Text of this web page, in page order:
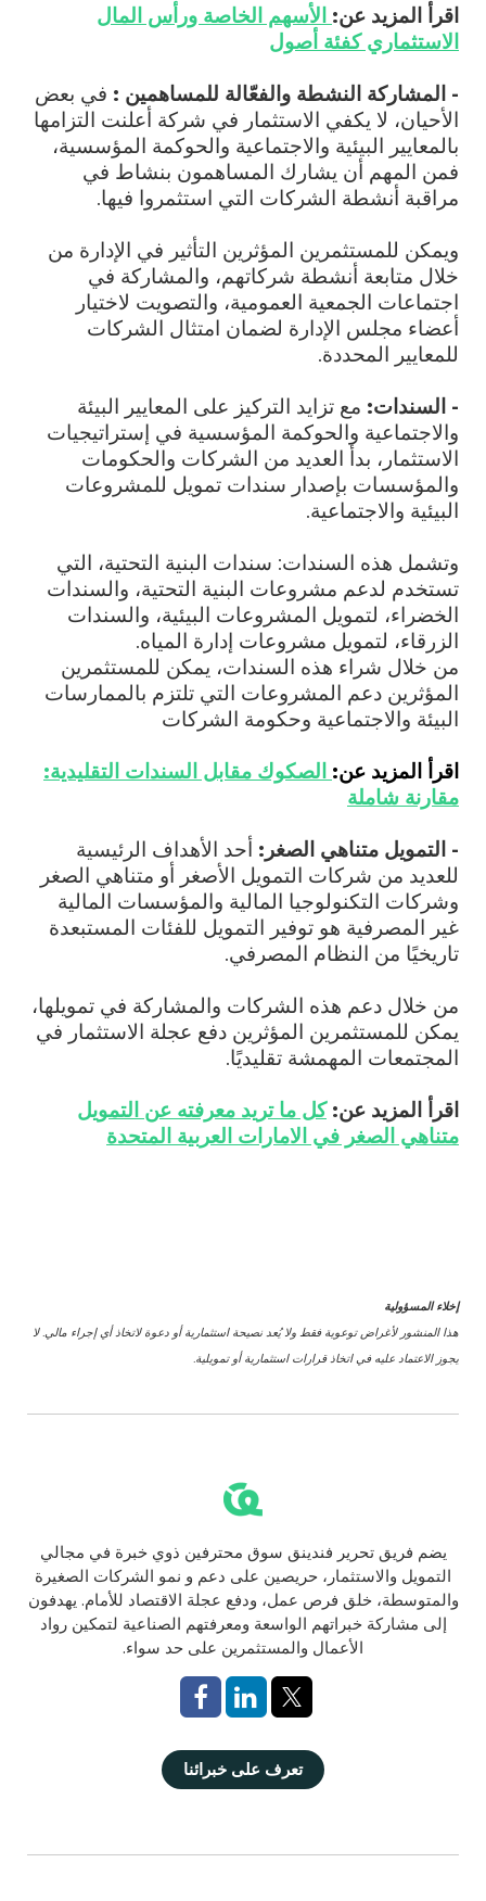
اقرأ المزيد عن: الأسهم الخاصة ورأس المال
الاستثماري كفئة أصول
- المشاركة النشطة والفعّالة للمساهمين : في بعض
الأحيان، لا يكفي الاستثمار في شركة أعلنت التزامها
بالمعايير البيئية والاجتماعية والحوكمة المؤسسية،
فمن المهم أن يشارك المساهمون بنشاط في
مراقبة أنشطة الشركات التي استثمروا فيها.
ويمكن للمستثمرين المؤثرين التأثير في الإدارة من
خلال متابعة أنشطة شركاتهم، والمشاركة في
اجتماعات الجمعية العمومية، والتصويت لاختيار
أعضاء مجلس الإدارة لضمان امتثال الشركات
للمعايير المحددة.
- السندات: مع تزايد التركيز على المعايير البيئة
والاجتماعية والحوكمة المؤسسية في إستراتيجيات
الاستثمار، بدأ العديد من الشركات والحكومات
والمؤسسات بإصدار سندات تمويل للمشروعات
البيئية والاجتماعية.
وتشمل هذه السندات: سندات البنية التحتية، التي
تستخدم لدعم مشروعات البنية التحتية، والسندات
الخضراء، لتمويل المشروعات البيئية، والسندات
الزرقاء، لتمويل مشروعات إدارة المياه.
من خلال شراء هذه السندات، يمكن للمستثمرين
المؤثرين دعم المشروعات التي تلتزم بالممارسات
البيئة والاجتماعية وحكومة الشركات
اقرأ المزيد عن: الصكوك مقابل السندات التقليدية:
مقارنة شاملة
- التمويل متناهي الصغر: أحد الأهداف الرئيسية
للعديد من شركات التمويل الأصغر أو متناهي الصغر
وشركات التكنولوجيا المالية والمؤسسات المالية
غير المصرفية هو توفير التمويل للفئات المستبعدة
تاريخيًا من النظام المصرفي.
من خلال دعم هذه الشركات والمشاركة في تمويلها،
يمكن للمستثمرين المؤثرين دفع عجلة الاستثمار في
المجتمعات المهمشة تقليديًا.
اقرأ المزيد عن:كل ما تريد معرفته عن التمويل
متناهي الصغر في الامارات العربية المتحدة
إخلاء المسؤولية
هذا المنشور لأغراض توعوية فقط ولا يُعد نصيحة استثمارية أو دعوة لاتخاذ أي إجراء مالي. لا
يجوز الاعتماد عليه في اتخاذ قرارات استثمارية أو تمويلية.
يضم فريق تحرير فندينق سوق محترفين ذوي خبرة في مجالي
التمويل والاستثمار، حريصين على دعم و نمو الشركات الصغيرة
والمتوسطة، خلق فرص عمل، ودفع عجلة الاقتصاد للأمام. يهدفون
إلى مشاركة خبراتهم الواسعة ومعرفتهم الصناعية لتمكين رواد
الأعمال والمستثمرين على حد سواء.
تعرف على خبرائنا